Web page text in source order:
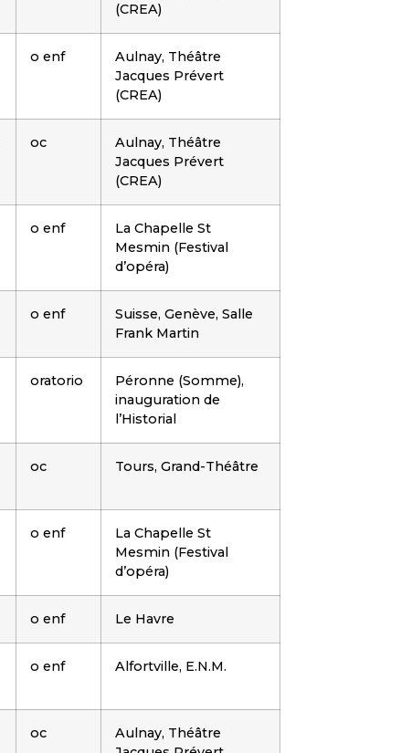
(CREA)
o enf
Aulnay, Théâtre
Jacques Prévert
(CREA)
oc
Aulnay, Théâtre
Jacques Prévert
(CREA)
o enf
La Chapelle St
Mesmin (Festival
d’opéra)
o enf
Suisse, Genève, Salle
Frank Martin
oratorio
Péronne (Somme),
inauguration de
l’Historial
oc Tours, Grand-Théâtre
o enf
La Chapelle St
Mesmin (Festival
d’opéra)
o enf Le Havre
o enf Alfortville, E.N.M.
oc
Aulnay, Théâtre